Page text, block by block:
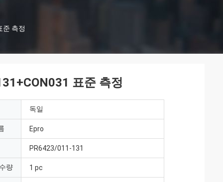
준 측정
표준 측정
독일
Epro
PR6423/011-131
량 1 pc